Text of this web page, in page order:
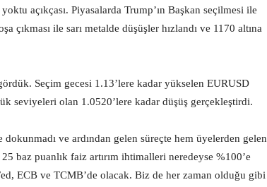
açıkçası. Piyasalarda Trump’ın Başkan seçilmesi ile
çıkması ile sarı metalde düşüşler hızlandı ve 1170 altına
Seçim gecesi 1.13’lere kadar yükselen EURUSD
seviyeleri olan 1.0520’lere kadar düşüş gerçekleştirdi.
ve ardından gelen süreçte hem üyelerden gelen
baz puanlık faiz artırım ihtimalleri neredeyse %100’e
ECB ve TCMB’de olacak. Biz de her zaman olduğu gibi